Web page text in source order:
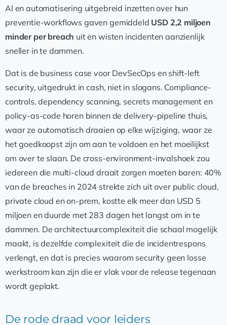
AI en automatisering uitgebreid inzetten over hun
preventie-workflows gaven gemiddeld USD 2,2 miljoen
minder per breach uit en wisten incidenten aanzienlijk
sneller in te dammen.
Dat is de business case voor DevSecOps en shift-left
security, uitgedrukt in cash, niet in slogans. Compliance-
controls, dependency scanning, secrets management en
policy-as-code horen binnen de delivery-pipeline thuis,
waar ze automatisch draaien op elke wijziging, waar ze
het goedkoopst zijn om aan te voldoen en het moeilijkst
om over te slaan. De cross-environment-invalshoek zou
iedereen die multi-cloud draait zorgen moeten baren: 40%
van de breaches in 2024 strekte zich uit over public cloud,
private cloud en on-prem, kostte elk meer dan USD 5
miljoen en duurde met 283 dagen het langst om in te
dammen. De architectuurcomplexiteit die schaal mogelijk
maakt, is dezelfde complexiteit die de incidentrespons
verlengt, en dat is precies waarom security geen losse
werkstroom kan zijn die er vlak voor de release tegenaan
wordt geplakt.
De rode draad voor leiders